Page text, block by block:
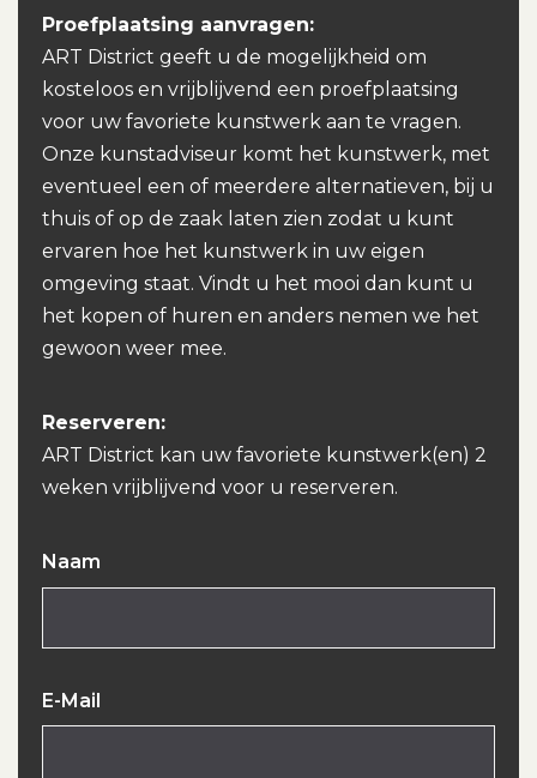
Proefplaatsing aanvragen:
ART District geeft u de mogelijkheid om
kosteloos en vrijblijvend een proefplaatsing
voor uw favoriete kunstwerk aan te vragen.
Onze kunstadviseur komt het kunstwerk, met
eventueel een of meerdere alternatieven, bij u
thuis of op de zaak laten zien zodat u kunt
ervaren hoe het kunstwerk in uw eigen
omgeving staat. Vindt u het mooi dan kunt u
het kopen of huren en anders nemen we het
gewoon weer mee.
Reserveren:
ART District kan uw favoriete kunstwerk(en) 2
weken vrijblijvend voor u reserveren.
Naam
E-Mail